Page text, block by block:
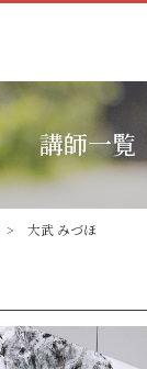
講師一覧
> 大武 みづほ